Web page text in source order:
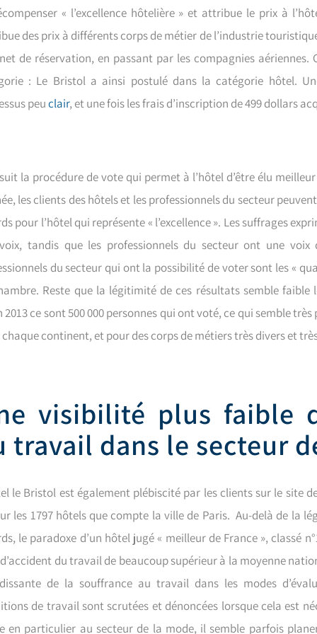
« l’excellence hôtelière » et attribue le prix à
des prix à différents corps de métier de l’industrie
de réservation, en passant par les compagnies aériennes.
: Le Bristol a ainsi postulé dans la catégorie hôtel.
peuclair, et une fois les frais d’inscription de 499 dollars
suit la procédure de vote qui permet à l’hôtel d’être élu
les clients des hôtels et les professionnels du secteur
pour l’hôtel qui représente « l’excellence ». Les suffrages
tandis que les professionnels du secteur ont une
du secteur qui ont la possibilité de voter sont les «
Reste que la légitimité de ces résultats semble faible
2013 ce sont 500 000 personnes qui ont voté, ce qui semble
continent, et pour des corps de métiers très divers et
visibilité plus faible
travail dans le secteur
le Bristol est également plébiscité par les clients sur le site
les 1797 hôtels que compte la ville de Paris. Au-delà de la
le paradoxe d’un hôtel jugé « meilleur de France », classé
du travail de beaucoup supérieur à la moyenne
de la souffrance au travail dans les modes
de travail sont scrutées et dénoncées lorsque cela est
en particulier au secteur de la mode, il semble parfois